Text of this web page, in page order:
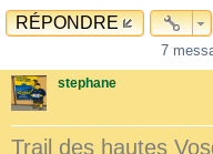
RÉPONDRE
7
stephane
Trail des hautes